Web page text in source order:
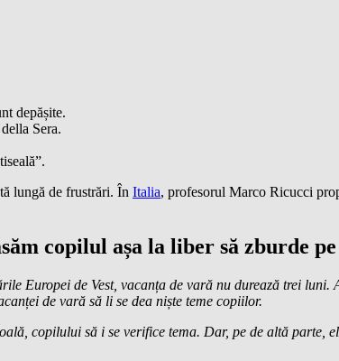
depășite.
Sera.
lungă de frustrări. În Italia, profesorul Marco Ricucci
copilul așa la liber să zburde
Europei de Vest, vacanța de vară nu durează trei
de vară să li se dea niște teme copiilor.
copilului să i se verifice tema. Dar, pe de altă parte,